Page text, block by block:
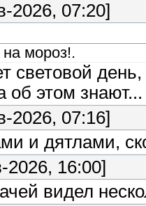
2026, 07:20]
мороз!.
световой
об этом
2026, 07:16]
и дятлами,
2026, 16:00]
видел